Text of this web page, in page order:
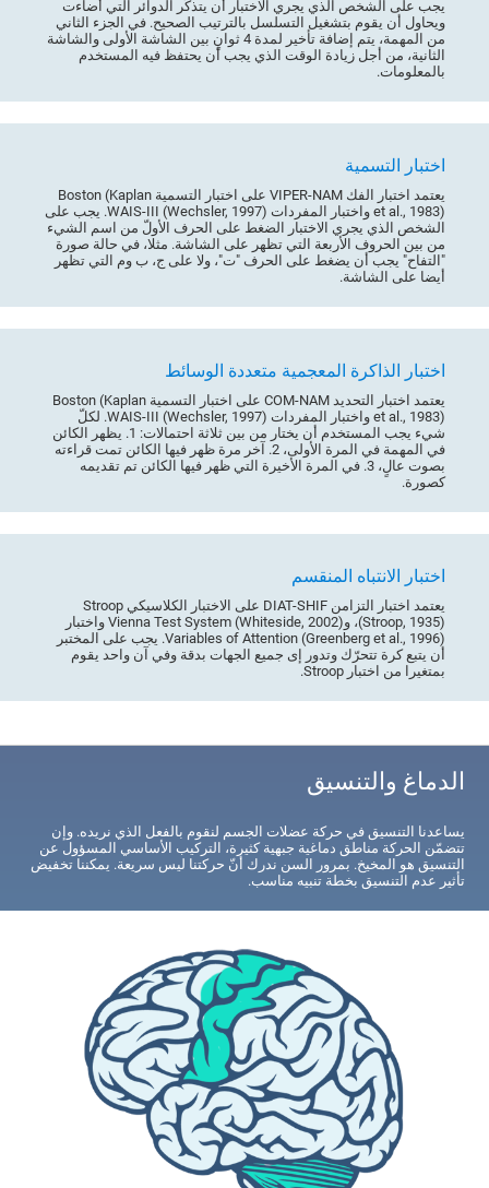
يجب على الشخص الذي يجري الاختبار أن يتذكّر الدوائر التي أضاءت
ويحاول أن يقوم بتشغيل التسلسل بالترتيب الصحيح. في الجزء الثاني
من المهمة، يتم إضافة تأخير لمدة 4 ثوانٍ بين الشاشة الأولى والشاشة
الثانية، من أجل زيادة الوقت الذي يجب أن يحتفظ فيه المستخدم
بالمعلومات.
اختبار التسمية
يعتمد اختبار الفك VIPER-NAM على اختبار التسمية Boston (Kaplan
et al., 1983) واختبار المفردات WAIS-III (Wechsler, 1997). يجب على
الشخص الذي يجري الاختبار الضغط على الحرف الأولّ من اسم الشيء
من بين الحروف الأربعة التي تظهر على الشاشة. مثلا، في حالة صورة
"التفاح" يجب أن يضغط على الحرف "ت"، ولا على ج، ب وم التي تظهر
أيضا على الشاشة.
اختبار الذاكرة المعجمية متعددة الوسائط
يعتمد اختبار التحديد COM-NAM على اختبار التسمية Boston (Kaplan
et al., 1983) واختبار المفردات WAIS-III (Wechsler, 1997). لكلّ
شيء يجب المستخدم أن يختار من بين ثلاثة احتمالات: 1. يظهر الكائن
في المهمة في المرة الأولى، 2. آخر مرة ظهر فيها الكائن تمت قراءته
بصوت عالٍ، 3. في المرة الأخيرة التي ظهر فيها الكائن تم تقديمه
كصورة.
اختبار الانتباه المنقسم
يعتمد اختبار التزامن DIAT-SHIF على الاختبار الكلاسيكي Stroop
(Stroop, 1935)، وVienna Test System (Whiteside, 2002) واختبار
Variables of Attention (Greenberg et al., 1996). يجب على المختبر
أن يتبع كرة تتحرّك وتدور إى جميع الجهات بدقة وفي آن واحد يقوم
بمتغيرا من اختبار Stroop.
الدماغ والتنسيق
يساعدنا التنسيق في حركة عضلات الجسم لنقوم بالفعل الذي نريده. وإن
تتضمّن الحركة مناطق دماغية جبهية كثيرة، التركيب الأساسي المسؤول عن
التنسيق هو المخيخ. بمرور السن ندرك أنّ حركتنا ليس سريعة. يمكننا تخفيض
تأثير عدم التنسيق بخطة تنبيه مناسب.